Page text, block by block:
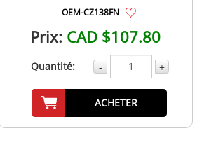
OEM-CZ138FN
Prix: CAD $107.80
Quantité: - +
ACHETER